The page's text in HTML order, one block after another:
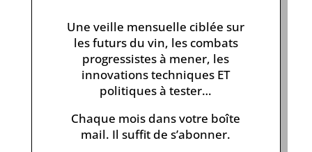
Une veille mensuelle ciblée sur
les futurs du vin, les combats
progressistes à mener, les
innovations techniques ET
politiques à tester…
Chaque mois dans votre boîte
mail. Il suffit de s’abonner.